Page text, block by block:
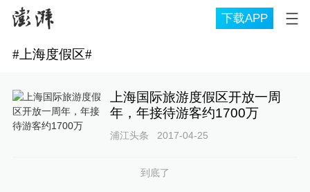
下载APP
#上海度假区#
上海国际旅游度假区开放一周
年，年接待游客约1700万
浦江头条 2017-04-25
到底了